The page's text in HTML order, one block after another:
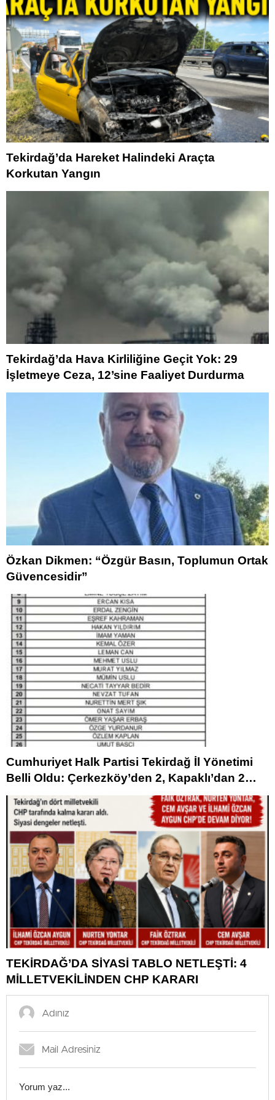
Tekirdağ’da Hareket Halindeki Araçta
Korkutan Yangın
Tekirdağ’da Hava Kirliliğine Geçit Yok: 29
İşletmeye Ceza, 12’sine Faaliyet Durdurma
Özkan Dikmen: “Özgür Basın, Toplumun Ortak
Güvencesidir”
Cumhuriyet Halk Partisi Tekirdağ İl Yönetimi
Belli Oldu: Çerkezköy’den 2, Kapaklı’dan 2
İsim Listede
TEKİRDAĞ’DA SİYASİ TABLO NETLEŞTİ: 4
MİLLETVEKİLİNDEN CHP KARARI